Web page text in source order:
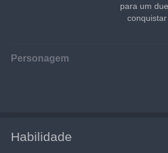
para um
Personagem
Habilidade